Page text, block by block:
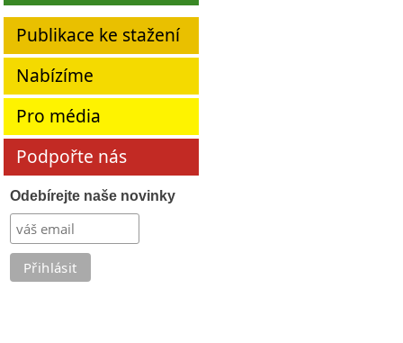
Publikace ke stažení
Nabízíme
Pro média
Podpořte nás
Odebírejte naše novinky